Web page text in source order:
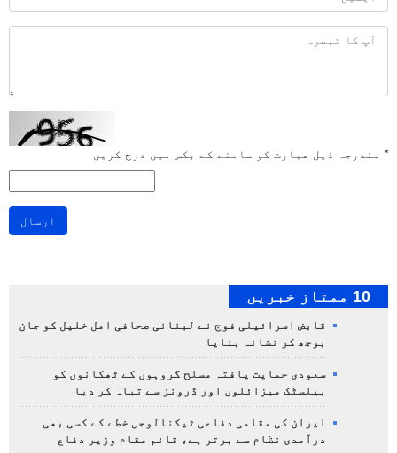
* مندرجہ ذیل عبارت کو سامنے کے بکس میں درج کریں
ارسال
10 ممتاز خبریں
قابض اسرائیلی فوج نے لبنانی صحافی امل خلیل کو جان
بوجھ کر نشانہ بنایا
سعودی حمایت یافتہ مسلح گروہوں کے ٹھکانوں کو
بیلسٹک میزائلوں اور ڈرونز سے تباہ کر دیا
ایران کی مقامی دفاعی ٹیکنالوجی خطے کے کسی بھی
درآمدی نظام سے برتر ہے، قائم مقام وزیر دفاع